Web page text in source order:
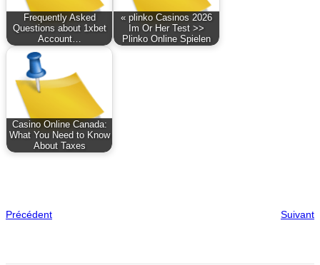
Frequently Asked
Questions about 1xbet
Account…
« plinko Casinos 2026
Im Or Her Test >>
Plinko Online Spielen
Casino Online Canada:
What You Need to Know
About Taxes
Précédent Suivant